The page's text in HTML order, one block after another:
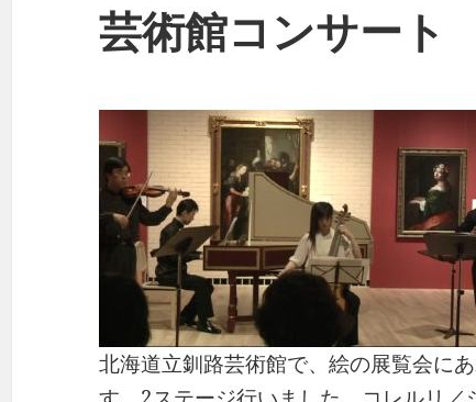
芸術館コンサート
北海道立釧路芸術館で、絵の展覧会に